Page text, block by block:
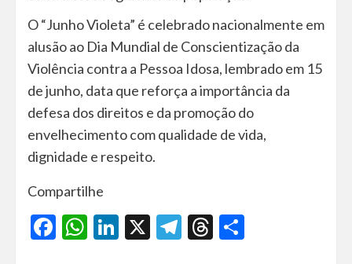
O “Junho Violeta” é celebrado nacionalmente em
alusão ao Dia Mundial de Conscientização da
Violência contra a Pessoa Idosa, lembrado em 15
de junho, data que reforça a importância da
defesa dos direitos e da promoção do
envelhecimento com qualidade de vida,
dignidade e respeito.
Compartilhe
Facebook
WhatsApp
LinkedIn
X Telegram
Threads